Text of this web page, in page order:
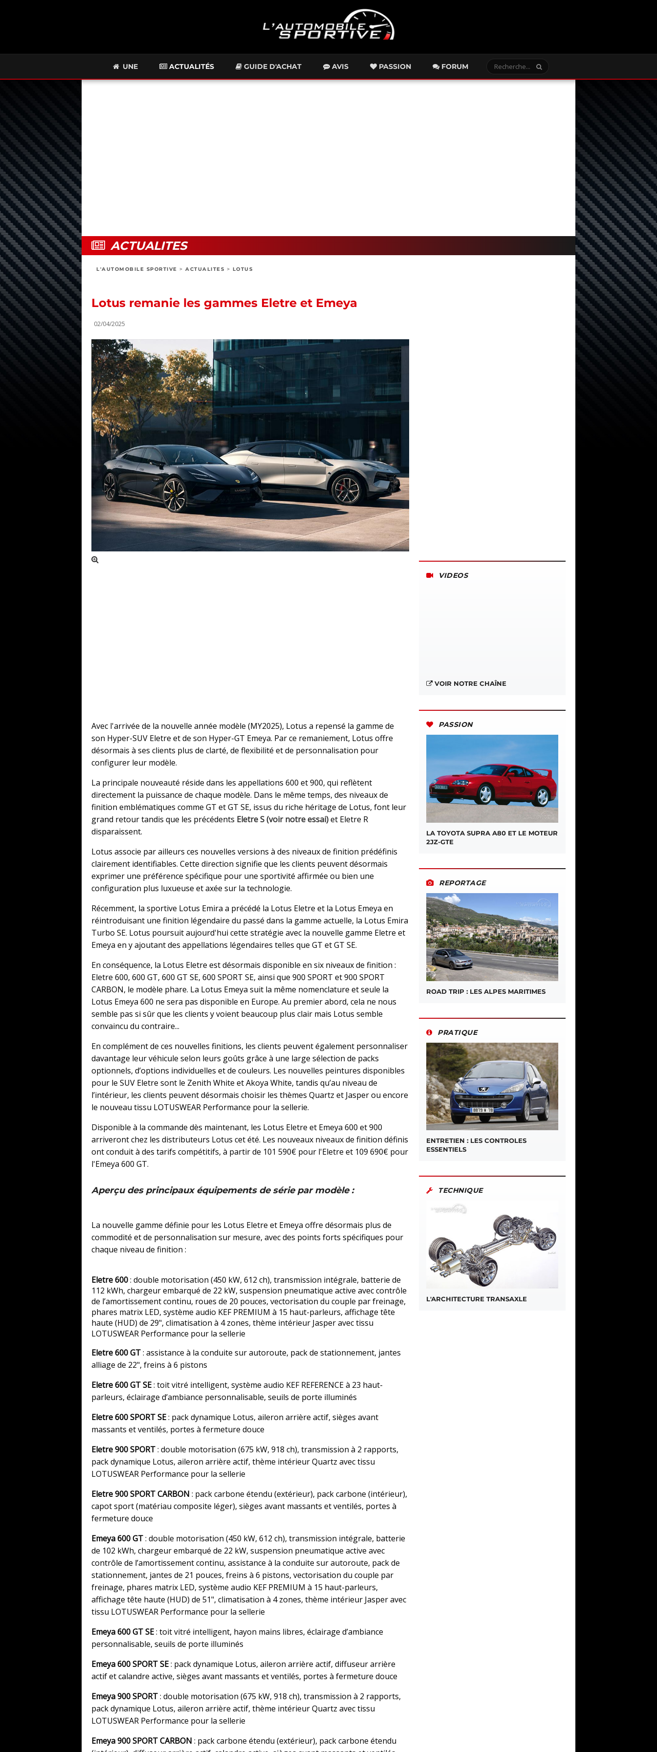
UNE ACTUALITÉS GUIDE D'ACHAT AVIS PASSION FORUM
ACTUALITES
L'AUTOMOBILE SPORTIVE > ACTUALITES > LOTUS
Lotus remanie les gammes Eletre et Emeya
02/04/2025
Avec l'arrivée de la nouvelle année modèle (MY2025), Lotus a repensé la gamme de
son Hyper-SUV Eletre et de son Hyper-GT Emeya. Par ce remaniement, Lotus offre
désormais à ses clients plus de clarté, de flexibilité et de personnalisation pour
configurer leur modèle.
La principale nouveauté réside dans les appellations 600 et 900, qui reflètent
directement la puissance de chaque modèle. Dans le même temps, des niveaux de
finition emblématiques comme GT et GT SE, issus du riche héritage de Lotus, font leur
grand retour tandis que les précédents Eletre S (voir notre essai)et Eletre R
disparaissent.
Lotus associe par ailleurs ces nouvelles versions à des niveaux de finition prédéfinis
clairement identifiables. Cette direction signifie que les clients peuvent désormais
exprimer une préférence spécifique pour une sportivité affirmée ou bien une
configuration plus luxueuse et axée sur la technologie.
Récemment, la sportive Lotus Emira a précédé la Lotus Eletre et la Lotus Emeya en
réintroduisant une finition légendaire du passé dans la gamme actuelle, la Lotus Emira
Turbo SE. Lotus poursuit aujourd'hui cette stratégie avec la nouvelle gamme Eletre et
Emeya en y ajoutant des appellations légendaires telles que GT et GT SE.
En conséquence, la Lotus Eletre est désormais disponible en six niveaux de finition :
Eletre 600, 600 GT, 600 GT SE, 600 SPORT SE, ainsi que 900 SPORT et 900 SPORT
CARBON, le modèle phare. La Lotus Emeya suit la même nomenclature et seule la
Lotus Emeya 600 ne sera pas disponible en Europe. Au premier abord, cela ne nous
semble pas si sûr que les clients y voient beaucoup plus clair mais Lotus semble
convaincu du contraire...
En complément de ces nouvelles finitions, les clients peuvent également personnaliser
davantage leur véhicule selon leurs goûts grâce à une large sélection de packs
optionnels, d’options individuelles et de couleurs. Les nouvelles peintures disponibles
pour le SUV Eletre sont le Zenith White et Akoya White, tandis qu’au niveau de
l’intérieur, les clients peuvent désormais choisir les thèmes Quartz et Jasper ou encore
le nouveau tissu LOTUSWEAR Performance pour la sellerie.
Disponible à la commande dès maintenant, les Lotus Eletre et Emeya 600 et 900
arriveront chez les distributeurs Lotus cet été. Les nouveaux niveaux de finition définis
ont conduit à des tarifs compétitifs, à partir de 101 590€ pour l'Eletre et 109 690€ pour
l'Emeya 600 GT.
Aperçu des principaux équipements de série par modèle :
La nouvelle gamme définie pour les Lotus Eletre et Emeya offre désormais plus de
commodité et de personnalisation sur mesure, avec des points forts spécifiques pour
chaque niveau de finition :
Eletre 600: double motorisation (450 kW, 612 ch), transmission intégrale, batterie de
112 kWh, chargeur embarqué de 22 kW, suspension pneumatique active avec contrôle
de l’amortissement continu, roues de 20 pouces, vectorisation du couple par freinage,
phares matrix LED, système audio KEF PREMIUM à 15 haut-parleurs, affichage tête
haute (HUD) de 29", climatisation à 4 zones, thème intérieur Jasper avec tissu
LOTUSWEAR Performance pour la sellerie
Eletre 600 GT: assistance à la conduite sur autoroute, pack de stationnement, jantes
alliage de 22", freins à 6 pistons
Eletre 600 GT SE: toit vitré intelligent, système audio KEF REFERENCE à 23 haut-
parleurs, éclairage d’ambiance personnalisable, seuils de porte illuminés
Eletre 600 SPORT SE: pack dynamique Lotus, aileron arrière actif, sièges avant
massants et ventilés, portes à fermeture douce
Eletre 900 SPORT: double motorisation (675 kW, 918 ch), transmission à 2 rapports,
pack dynamique Lotus, aileron arrière actif, thème intérieur Quartz avec tissu
LOTUSWEAR Performance pour la sellerie
Eletre 900 SPORT CARBON : pack carbone étendu (extérieur), pack carbone (intérieur),
capot sport (matériau composite léger), sièges avant massants et ventilés, portes à
fermeture douce
Emeya 600 GT: double motorisation (450 kW, 612 ch), transmission intégrale, batterie
de 102 kWh, chargeur embarqué de 22 kW, suspension pneumatique active avec
contrôle de l’amortissement continu, assistance à la conduite sur autoroute, pack de
stationnement, jantes de 21 pouces, freins à 6 pistons, vectorisation du couple par
freinage, phares matrix LED, système audio KEF PREMIUM à 15 haut-parleurs,
affichage tête haute (HUD) de 51", climatisation à 4 zones, thème intérieur Jasper avec
tissu LOTUSWEAR Performance pour la sellerie
Emeya 600 GT SE: toit vitré intelligent, hayon mains libres, éclairage d’ambiance
personnalisable, seuils de porte illuminés
Emeya 600 SPORT SE: pack dynamique Lotus, aileron arrière actif, diffuseur arrière
actif et calandre active, sièges avant massants et ventilés, portes à fermeture douce
Emeya 900 SPORT: double motorisation (675 kW, 918 ch), transmission à 2 rapports,
pack dynamique Lotus, aileron arrière actif, thème intérieur Quartz avec tissu
LOTUSWEAR Performance pour la sellerie
Emeya 900 SPORT CARBON : pack carbone étendu (extérieur), pack carbone étendu
VIDEOS
VOIR NOTRE CHAÎNE
PASSION
LA TOYOTA SUPRA A80 ET LE MOTEUR
2JZ-GTE
REPORTAGE
ROAD TRIP : LES ALPES MARITIMES
PRATIQUE
ENTRETIEN : LES CONTROLES
ESSENTIELS
TECHNIQUE
L'ARCHITECTURE TRANSAXLE